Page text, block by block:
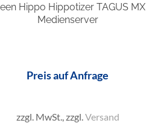
Hippo Hippotizer TAGUS MX
Medienserver
Preis auf Anfrage
zzgl. MwSt., zzgl.Versand